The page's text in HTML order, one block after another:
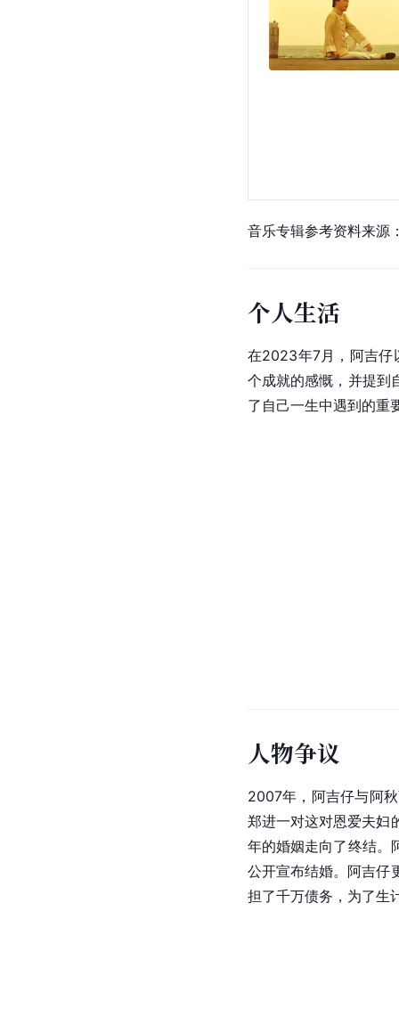
音乐专辑参考资料来源
个人生活
在2023年7月，阿吉仔
个成就的感慨，并提到
了自己一生中遇到的重
人物争议
2007年，阿吉仔与阿
郑进一对这对恩爱夫妇
年的婚姻走向了终结。
公开宣布结婚。阿吉仔
担了千万债务，为了生